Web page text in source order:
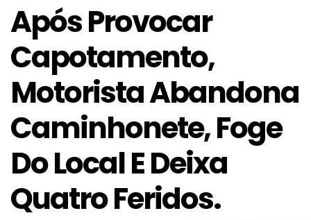
Após Provocar
Capotamento,
Motorista Abandona
Caminhonete, Foge
Do Local E Deixa
Quatro Feridos.